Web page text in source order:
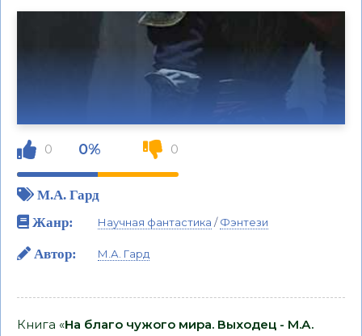
0 0% 0
М.А. Гард
Жанр:
Научная фантастика /Фэнтези
Автор: М.А. Гард
Книга «На благо чужого мира. Выходец - М.А.